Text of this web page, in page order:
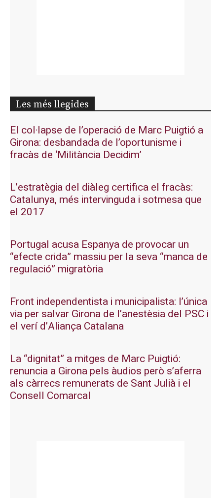
Les més llegides
El col·lapse de l’operació de Marc Puigtió a
Girona: desbandada de l’oportunisme i
fracàs de ‘Militància Decidim’
L’estratègia del diàleg certifica el fracàs:
Catalunya, més intervinguda i sotmesa que
el 2017
Portugal acusa Espanya de provocar un
“efecte crida” massiu per la seva “manca de
regulació” migratòria
Front independentista i municipalista: l’única
via per salvar Girona de l’anestèsia del PSC i
el verí d’Aliança Catalana
La “dignitat” a mitges de Marc Puigtió:
renuncia a Girona pels àudios però s’aferra
als càrrecs remunerats de Sant Julià i el
Consell Comarcal